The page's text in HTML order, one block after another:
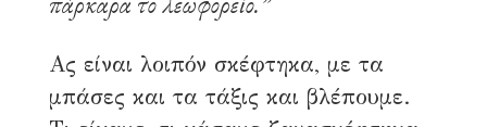
Ας είναι λοιπόν σκέφτηκα, με τα
μπάσες και τα τάξις και βλέπουμε.